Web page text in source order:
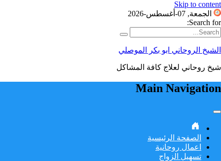
Skip to content
الجمعة, 07-أغسطس-2026
Search for:
الشيخ الروحاني ابو بكر الموصلي
شيخ روحاني لعلاج كافة المشاكل
Main Navigation
الصفحة الرئيسية
اعمال روحانية
تسهيل الزواج